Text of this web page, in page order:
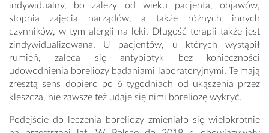
indywidualny, bo zależy od wieku pacjenta, objawów,
stopnia zajęcia narządów, a także różnych innych
czynników, w tym alergii na leki. Długość terapii także jest
zindywidualizowana. U pacjentów, u których wystąpił
rumień, zaleca się antybiotyk bez konieczności
udowodnienia boreliozy badaniami laboratoryjnymi. Te mają
zresztą sens dopiero po 6 tygodniach od ukąszenia przez
kleszcza, nie zawsze też udaje się nimi boreliozę wykryć.
Podejście do leczenia boreliozy zmieniało się wielokrotnie